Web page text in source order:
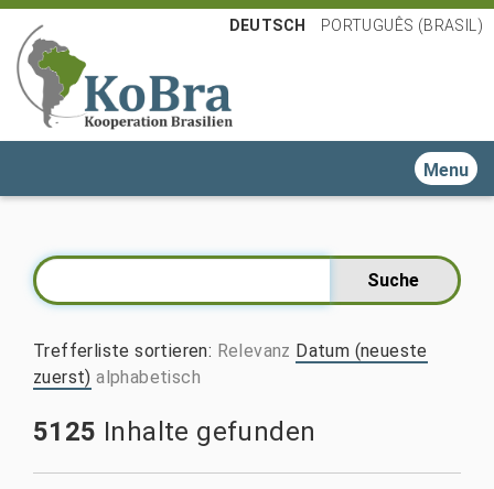
DEUTSCH PORTUGUÊS (BRASIL)
Toggle
Trefferliste sortieren: Relevanz Datum (neueste
zuerst) alphabetisch
5125 Inhalte gefunden